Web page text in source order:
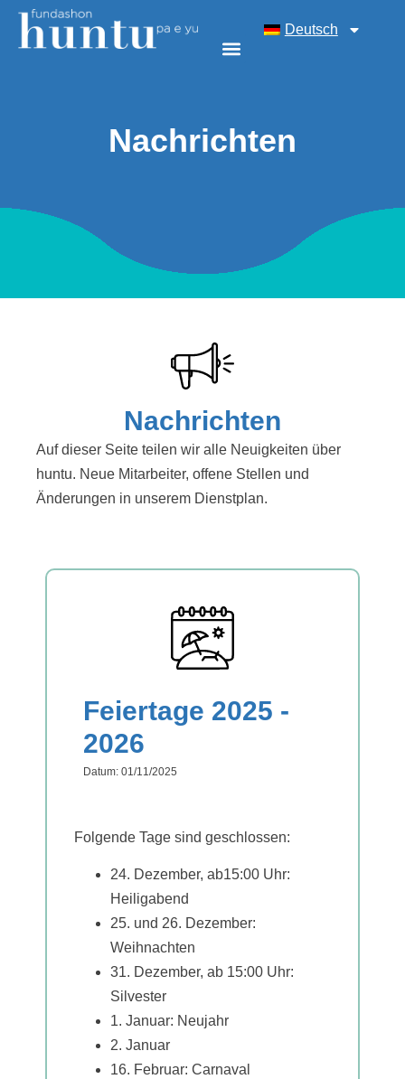
Deutsch
Nachrichten
Nachrichten
Auf dieser Seite teilen wir alle Neuigkeiten über
huntu. Neue Mitarbeiter, offene Stellen und
Änderungen in unserem Dienstplan.
Feiertage 2025 -
2026
Datum: 01/11/2025
Folgende Tage sind geschlossen:
24. Dezember, ab15:00 Uhr:
Heiligabend
25. und 26. Dezember:
Weihnachten
31. Dezember, ab 15:00 Uhr:
Silvester
1. Januar: Neujahr
2. Januar
16. Februar: Carnaval